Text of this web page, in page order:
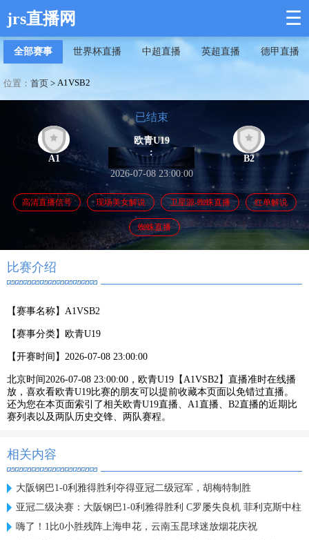
jrs直播网 ☰
全部赛事 世界杯直播 中超直播 英超直播 德甲直播
位置： 首页 > A1VSB2
A1
已结束
欧青U19
:
2026-07-08 23:00:00
B2
高清直播信号 现场美女解说 卫星源-蜘蛛直播 红单解说
蜘蛛直播
比赛介绍
【赛事名称】 A1VSB2
【赛事分类】 欧青U19
【开赛时间】 2026-07-08 23:00:00
北京时间2026-07-08 23:00:00，欧青U19【A1VSB2】直播准时在线播
放，喜欢看欧青U19比赛的朋友可以提前收藏本页面以免错过直播。
还为您在本页面索引了相关欧青U19直播、A1直播、B2直播的近期比
赛列表以及两队历史交锋、两队赛程。
相关内容
大阪钢巴1-0利雅得胜利夺得亚冠二级冠军，胡梅特制胜
亚冠二级决赛：大阪钢巴1-0利雅得胜利 C罗屡失良机 菲利克斯中柱
嗨了！1比0小胜残阵上海申花，云南玉昆球迷放烟花庆祝